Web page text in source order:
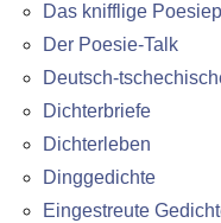
Das knifflige
Der Poesie-Talk
Deutsch-
Dichterbriefe
Dichterleben
Dinggedichte
Eingestreute